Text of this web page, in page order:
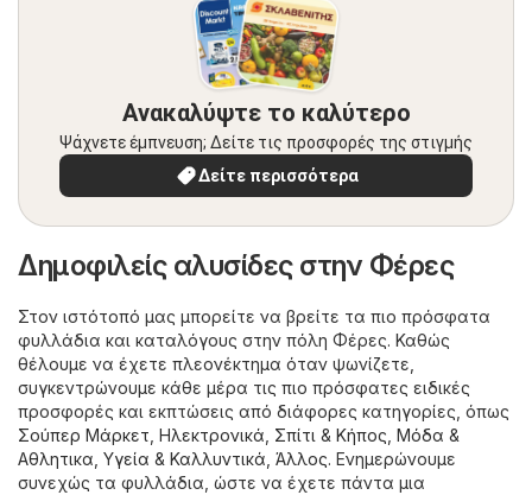
Ανακαλύψτε το καλύτερο
Ψάχνετε έμπνευση; Δείτε τις προσφορές της στιγμής
Δείτε περισσότερα
Δημοφιλείς αλυσίδες στην Φέρες
Στον ιστότοπό μας μπορείτε να βρείτε τα πιο πρόσφατα
φυλλάδια και καταλόγους στην πόλη Φέρες. Καθώς
θέλουμε να έχετε πλεονέκτημα όταν ψωνίζετε,
συγκεντρώνουμε κάθε μέρα τις πιο πρόσφατες ειδικές
προσφορές και εκπτώσεις από διάφορες κατηγορίες, όπως
Σούπερ Μάρκετ Hλεκτρονικά Σπίτι & Κήπος Μόδα &
Aθλητικα Υγεία & Καλλυντικά Άλλος. Ενημερώνουμε
συνεχώς τα φυλλάδια, ώστε να έχετε πάντα μια